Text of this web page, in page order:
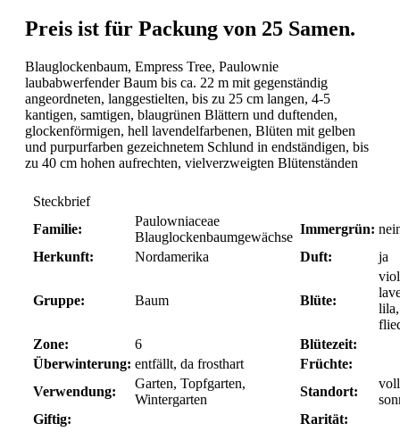
Preis ist für Packung von 25 Samen.
Blauglockenbaum, Empress Tree, Paulownie
laubabwerfender Baum bis ca. 22 m mit gegenständig
angeordneten, langgestielten, bis zu 25 cm langen, 4-5
kantigen, samtigen, blaugrünen Blättern und duftenden,
glockenförmigen, hell lavendelfarbenen, Blüten mit gelben
und purpurfarben gezeichnetem Schlund in endständigen, bis
zu 40 cm hohen aufrechten, vielverzweigten Blütenständen
Steckbrief
Familie:
Paulowniaceae
Blauglockenbaumgewächse
Immergrün:
Herkunft:
Nordamerika Duft: ja
Gruppe: Baum Blüte:
lila,
Zone:
6
Blütezeit:
Überwinterung: entfällt, da frosthart
Früchte:
Verwendung:
Garten, Topfgarten,
Wintergarten
Standort:
Giftig:
Rarität: